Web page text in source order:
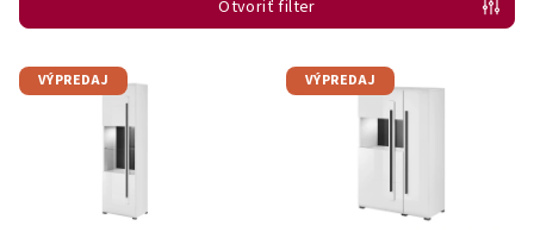
e
r
Otvoriť filter
V
ý VÝPREDAJ VÝPREDAJ